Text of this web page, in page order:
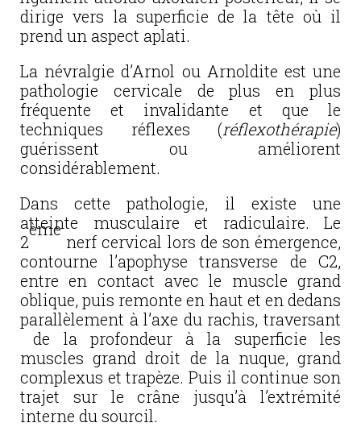
dirige vers la superficie de la tête où il
prend un aspect aplati.
La névralgie d’Arnol ou Arnoldite est une
pathologie cervicale de plus en plus
fréquente et invalidante et que le
techniques réflexes (réflexothérapie)
guérissent ou améliorent
considérablement.
Dans cette pathologie, il existe une
atteinte musculaire et radiculaire. Le
2
ème
nerf cervical lors de son émergence,
contourne l’apophyse transverse de C2,
entre en contact avec le muscle grand
oblique, puis remonte en haut et en dedans
parallèlement à l’axe du rachis, traversant
de la profondeur à la superficie les
muscles grand droit de la nuque, grand
complexus et trapèze. Puis il continue son
trajet sur le crâne jusqu’à l’extrémité
interne du sourcil.